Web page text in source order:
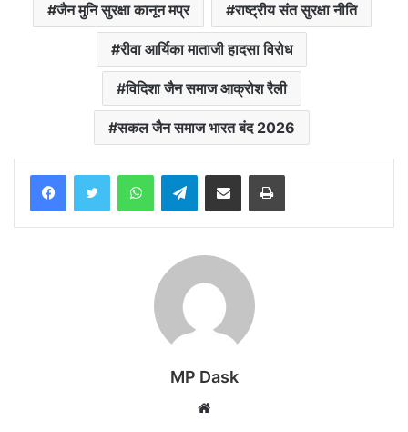
जैन मुनि सुरक्षा कानून मप्र राष्ट्रीय संत सुरक्षा नीति
रीवा आर्यिका माताजी हादसा विरोध
विदिशा जैन समाज आक्रोश रैली
सकल जैन समाज भारत बंद 2026
WhatsAppTelegramShare via Email Print
MP Dask
Website